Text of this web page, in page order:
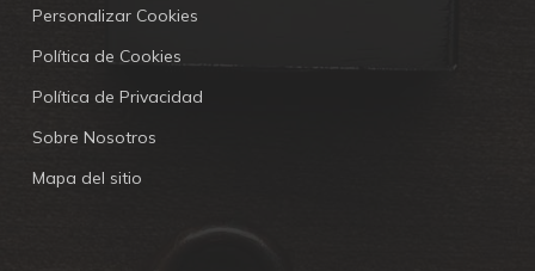
Personalizar Cookies
Política de Cookies
Política de Privacidad
Sobre Nosotros
Mapa del sitio